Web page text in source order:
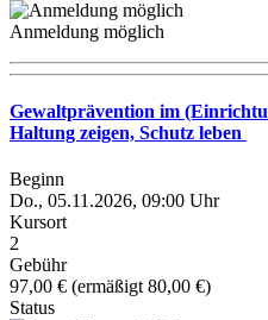
Anmeldung möglich
Gewaltprävention im
Haltung zeigen, Schutz leben
Beginn
Do., 05.11.2026, 09:00 Uhr
Kursort
2
Gebühr
97,00 € (ermäßigt 80,00 €)
Status